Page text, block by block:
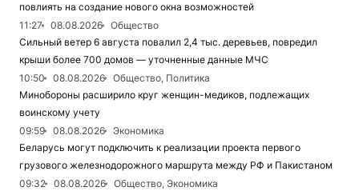
повлиять на создание нового окна возможностей
11:27
08.08.2026
Общество
Сильный ветер 6 августа повалил 2,4 тыс. деревьев, повредил
крыши более 700 домов — уточненные данные МЧС
10:50
08.08.2026
Общество, Политика
Минобороны расширило круг женщин-медиков, подлежащих
воинскому учету
09:59
08.08.2026
Экономика
Беларусь могут подключить к реализации проекта первого
грузового железнодорожного маршрута между РФ и Пакистаном
09:32
08.08.2026
Общество, Экономика